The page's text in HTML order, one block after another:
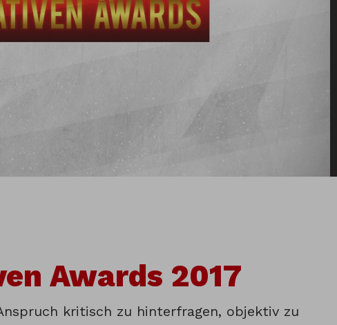
Awards 2017
kritisch zu hinterfragen, objektiv zu